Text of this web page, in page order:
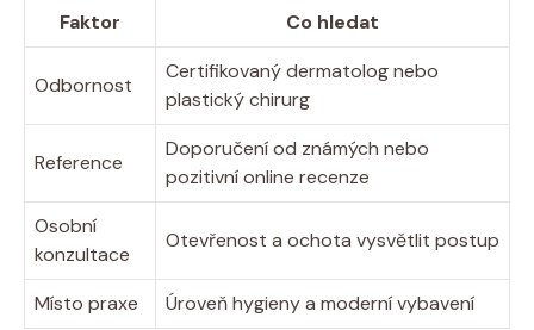
Faktor Co hledat
Odbornost
Certifikovaný dermatolog nebo
plastický chirurg
Reference
Doporučení od známých nebo
pozitivní online recenze
Osobní
konzultace
Otevřenost a ochota vysvětlit postup
Místo praxe Úroveň hygieny a moderní vybavení